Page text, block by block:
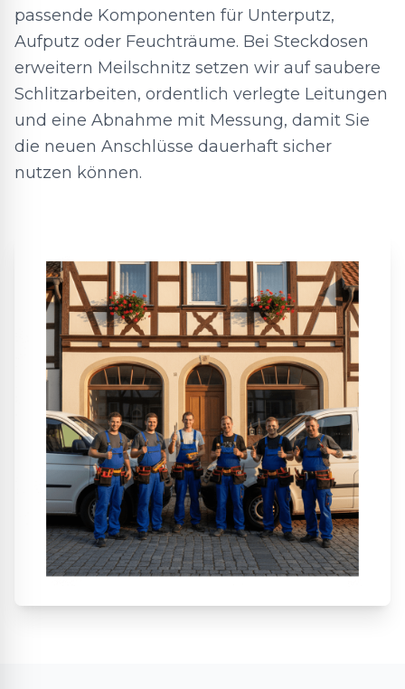
passende Komponenten für Unterputz,
Aufputz oder Feuchträume. Bei Steckdosen
erweitern Meilschnitz setzen wir auf saubere
Schlitzarbeiten, ordentlich verlegte Leitungen
und eine Abnahme mit Messung, damit Sie
die neuen Anschlüsse dauerhaft sicher
nutzen können.